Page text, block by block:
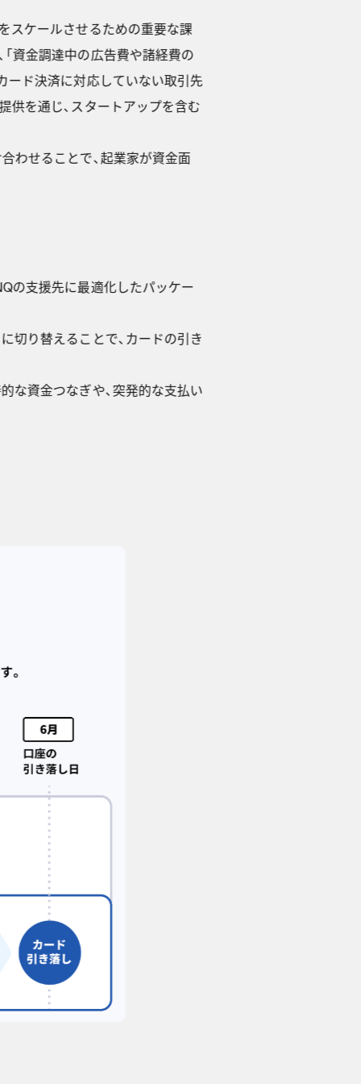
スケールさせるための重要な課
資金調達中の広告費や諸経費の
ード決済に対応していない取引先
供を通じ、スタートアップを含む
わせることで、起業家が資金面
の支援先に最適化したパッケー
切り替えることで、カードの引き
な資金つなぎや、突発的な支払い